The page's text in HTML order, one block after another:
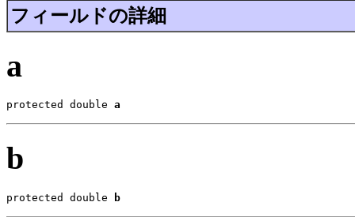
フィールドの詳細
a
protected double a
b
protected double b